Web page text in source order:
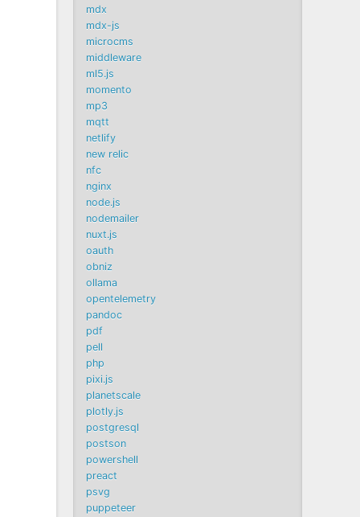
mdx
mdx-js
microcms
middleware
ml5.js
momento
mp3
mqtt
netlify
new relic
nfc
nginx
node.js
nodemailer
nuxt.js
oauth
obniz
ollama
opentelemetry
pandoc
pdf
pell
php
pixi.js
planetscale
plotly.js
postgresql
postson
powershell
preact
psvg
puppeteer